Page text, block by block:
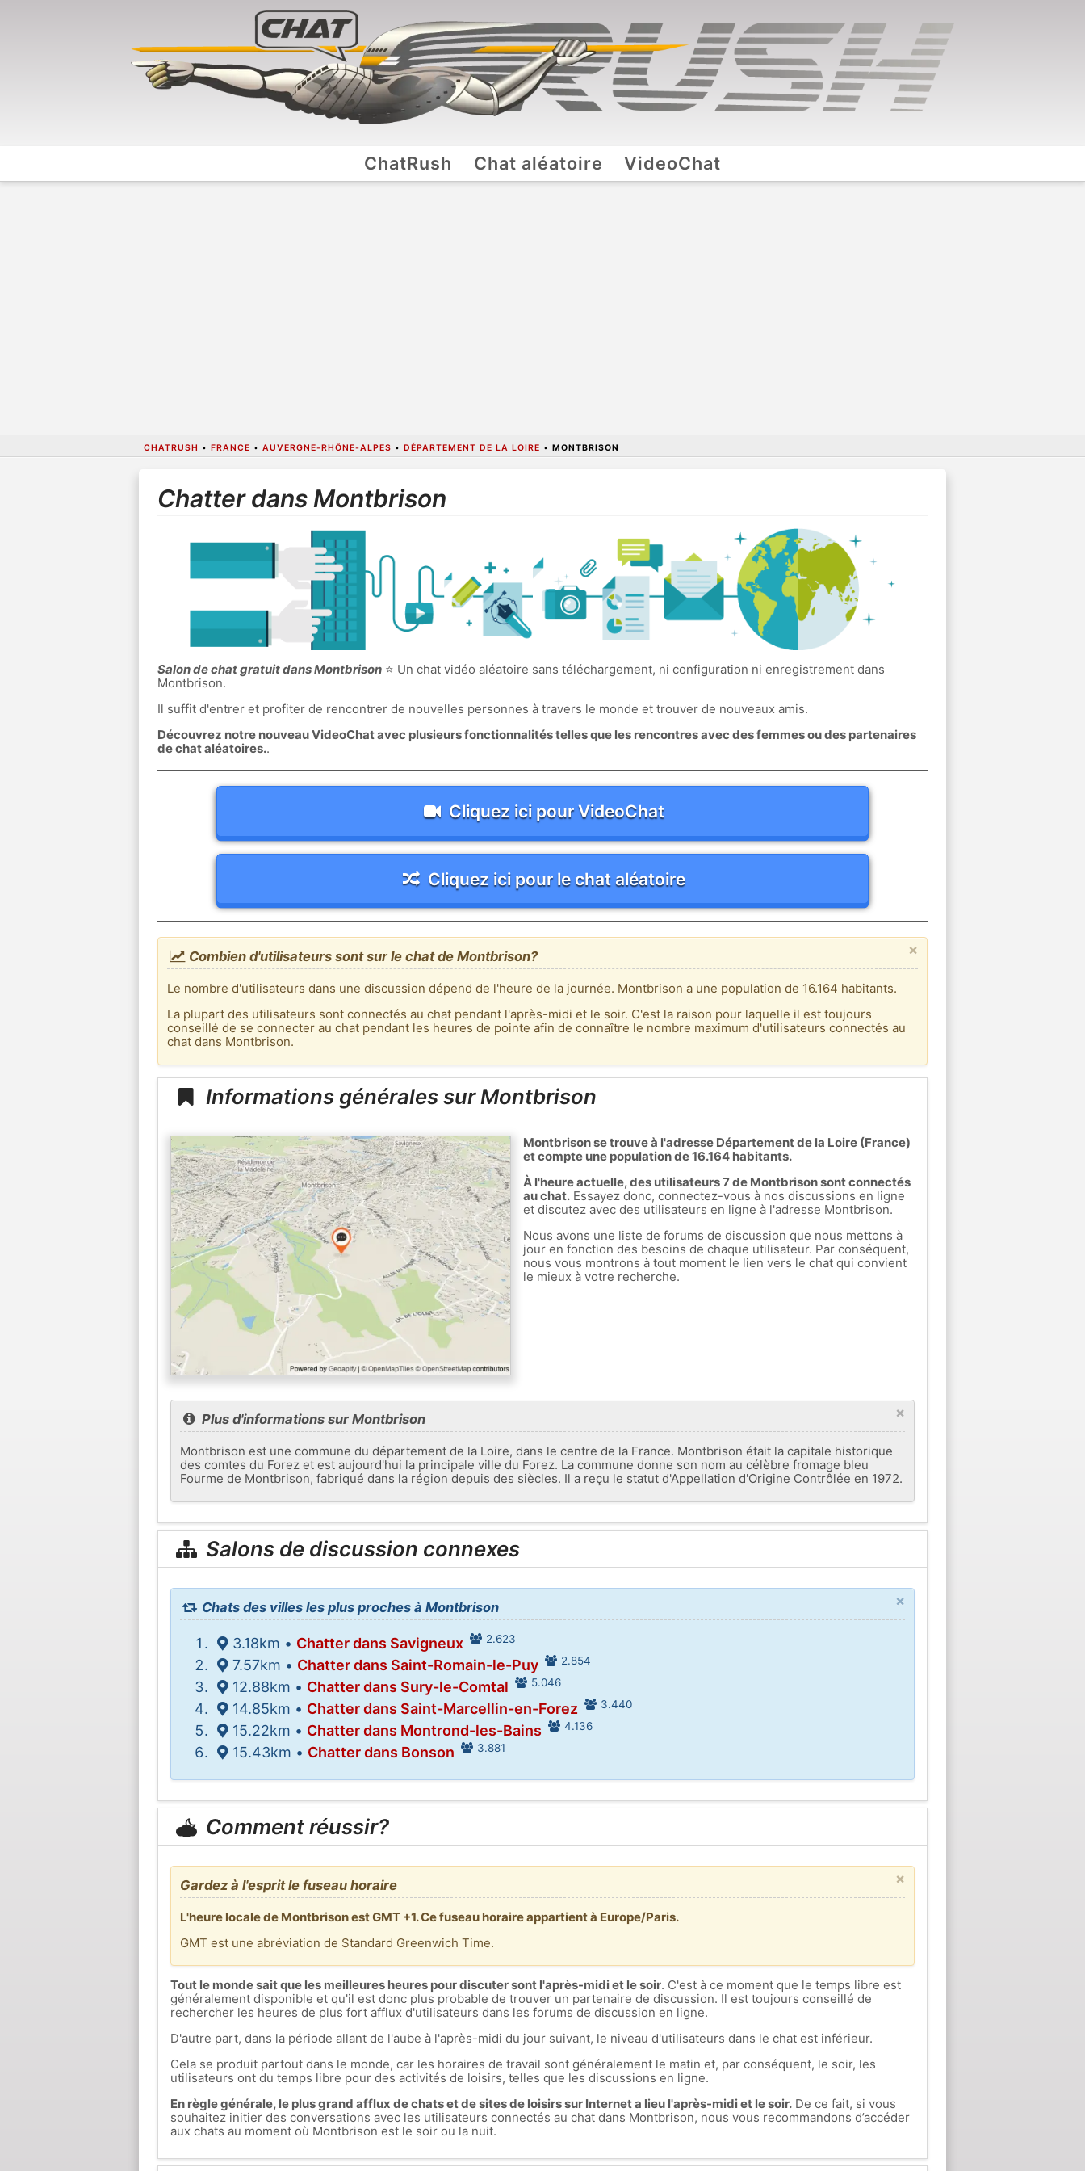
ChatRush Chat aléatoire VideoChat
CHATRUSH • FRANCE • AUVERGNE-RHÔNE-ALPES • DÉPARTEMENT DE LA LOIRE • MONTBRISON
Chatter dans Montbrison
Salon de chat gratuit dans Montbrison⭐ Un chat vidéo aléatoire sans téléchargement, ni configuration ni enregistrement dans
Montbrison.
Il suffit d'entrer et profiter de rencontrer de nouvelles personnes à travers le monde et trouver de nouveaux amis.
Découvrez notre nouveau VideoChat avec plusieurs fonctionnalités telles que les rencontres avec des femmes ou des partenaires
de chat aléatoires..
Cliquez ici pour VideoChat
Cliquez ici pour le chat aléatoire
×
Combien d'utilisateurs sont sur le chat de Montbrison?
Le nombre d'utilisateurs dans une discussion dépend de l'heure de la journée. Montbrison a une population de 16.164 habitants.
La plupart des utilisateurs sont connectés au chat pendant l'après-midi et le soir. C'est la raison pour laquelle il est toujours
conseillé de se connecter au chat pendant les heures de pointe afin de connaître le nombre maximum d'utilisateurs connectés au
chat dans Montbrison.
Informations générales sur Montbrison
Montbrison se trouve à l'adresse Département de la Loire (France)
et compte une population de 16.164 habitants.
À l'heure actuelle, des utilisateurs 7 de Montbrison sont connectés
au chat.Essayez donc, connectez-vous à nos discussions en ligne
et discutez avec des utilisateurs en ligne à l'adresse Montbrison.
Nous avons une liste de forums de discussion que nous mettons à
jour en fonction des besoins de chaque utilisateur. Par conséquent,
nous vous montrons à tout moment le lien vers le chat qui convient
le mieux à votre recherche.
×
Plus d'informations sur Montbrison
Montbrison est une commune du département de la Loire, dans le centre de la France. Montbrison était la capitale historique
des comtes du Forez et est aujourd'hui la principale ville du Forez. La commune donne son nom au célèbre fromage bleu
Fourme de Montbrison, fabriqué dans la région depuis des siècles. Il a reçu le statut d'Appellation d'Origine Contrôlée en 1972.
Salons de discussion connexes
×
Chats des villes les plus proches à Montbrison
3.18km • Chatter dans Savigneux 2.623
7.57km • Chatter dans Saint-Romain-le-Puy 2.854
12.88km • Chatter dans Sury-le-Comtal 5.046
14.85km • Chatter dans Saint-Marcellin-en-Forez 3.440
15.22km • Chatter dans Montrond-les-Bains 4.136
15.43km • Chatter dans Bonson 3.881
Comment réussir?
×
Gardez à l'esprit le fuseau horaire
L'heure locale de Montbrison est GMT +1. Ce fuseau horaire appartient à Europe/Paris.
GMT est une abréviation de Standard Greenwich Time.
Tout le monde sait que les meilleures heures pour discuter sont l'après-midi et le soir. C'est à ce moment que le temps libre est
généralement disponible et qu'il est donc plus probable de trouver un partenaire de discussion. Il est toujours conseillé de
rechercher les heures de plus fort afflux d'utilisateurs dans les forums de discussion en ligne.
D'autre part, dans la période allant de l'aube à l'après-midi du jour suivant, le niveau d'utilisateurs dans le chat est inférieur.
Cela se produit partout dans le monde, car les horaires de travail sont généralement le matin et, par conséquent, le soir, les
utilisateurs ont du temps libre pour des activités de loisirs, telles que les discussions en ligne.
En règle générale, le plus grand afflux de chats et de sites de loisirs sur Internet a lieu l'après-midi et le soir.De ce fait, si vous
souhaitez initier des conversations avec les utilisateurs connectés au chat dans Montbrison, nous vous recommandons d’accéder
aux chats au moment où Montbrison est le soir ou la nuit.